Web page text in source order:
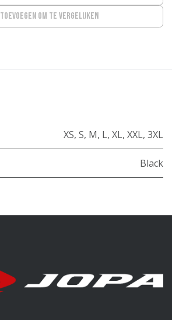
Toevoegen om te vergelijken
XS, S, M, L, XL, XXL, 3XL
Black